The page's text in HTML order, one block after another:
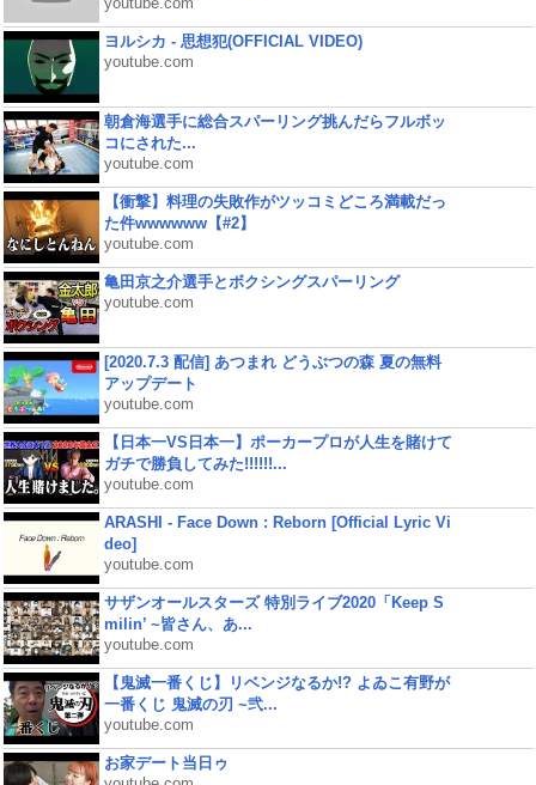
youtube.com
ヨルシカ - 思想犯(OFFICIAL VIDEO)
youtube.com
朝倉海選手に総合スパーリング挑んだらフルボッ
コにされた...
youtube.com
【衝撃】料理の失敗作がツッコミどころ満載だっ
た件wwwwww【#2】
youtube.com
亀田京之介選手とボクシングスパーリング
youtube.com
[2020.7.3 配信] あつまれ どうぶつの森 夏の無料
アップデート
youtube.com
【日本一VS日本一】ポーカープロが人生を賭けて
ガチで勝負してみた!!!!!!...
youtube.com
ARASHI - Face Down : Reborn [Official Lyric Vi
deo]
youtube.com
サザンオールスターズ 特別ライブ2020「Keep S
milin’ ~皆さん、あ...
youtube.com
【鬼滅一番くじ】リベンジなるか!? よゐこ有野が
一番くじ 鬼滅の刃 ~弐...
youtube.com
お家デート当日ゥ